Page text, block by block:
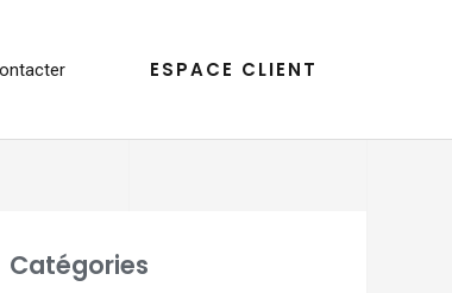
ESPACE CLIENT
Catégories